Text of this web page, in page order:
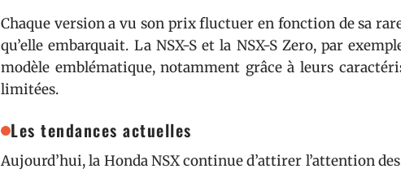
Chaque version a vu son prix fluctuer en fonction de sa
qu’elle embarquait. La NSX-S et la NSX-S Zero, par
modèle emblématique, notamment grâce à leurs
limitées.
Les tendances actuelles
Aujourd’hui, la Honda NSX continue d’attirer l’attention